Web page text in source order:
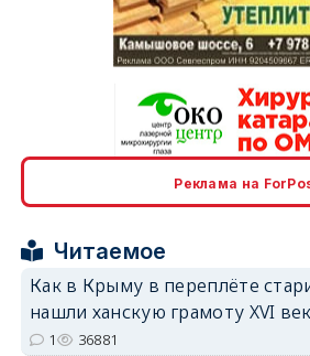
Реклама на
Читаемое
Как в Крыму в переплёте
нашли ханскую грамоту XVI
1 36881